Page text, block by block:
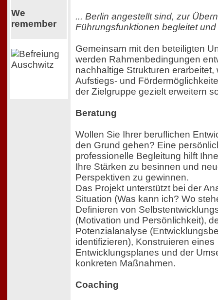
We
remember
... Berlin angestellt sind, zur
Führungsfunktionen begleitet
Gemeinsam mit den beteiligten
werden Rahmenbedingungen
nachhaltige Strukturen erarbeitet,
Aufstiegs- und
der Zielgruppe gezielt erweitern
Beratung
Wollen Sie Ihrer beruflichen
den Grund gehen? Eine
professionelle Begleitung hilft
Ihre Stärken zu besinnen und
Perspektiven zu gewinnen.
Das Projekt unterstützt bei der
Situation (Was kann ich? Wo
Definieren von
(Motivation und Persönlichkeit),
Potenzialanalyse
identifizieren), Konstruieren eines
Entwicklungsplanes und der
konkreten Maßnahmen.
Coaching